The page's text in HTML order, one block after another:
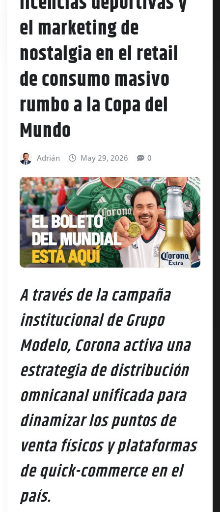
el marketing de
nostalgia en el retail
de consumo masivo
rumbo a la Copa del
Mundo
Adrián May 29, 2026 0
A través de la campaña
institucional de Grupo
Modelo, Corona activa una
estrategia de distribución
omnicanal unificada para
dinamizar los puntos de
venta físicos y plataformas
de quick-commerce en el
país.